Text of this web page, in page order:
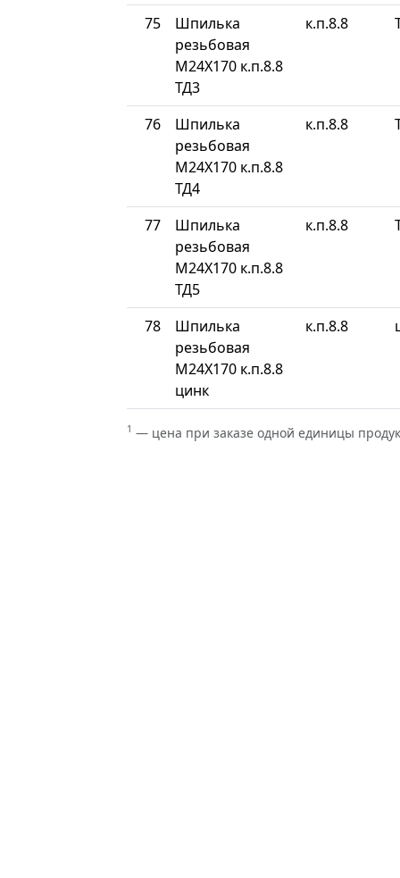
75
Шпилька
резьбовая
М24Х170 к.п.8.8
ТД3
к.п.8.8
76
Шпилька
резьбовая
М24Х170 к.п.8.8
ТД4
к.п.8.8
77
Шпилька
резьбовая
М24Х170 к.п.8.8
ТД5
к.п.8.8
78
Шпилька
резьбовая
М24Х170 к.п.8.8
цинк
к.п.8.8
1 — цена при заказе одной единицы